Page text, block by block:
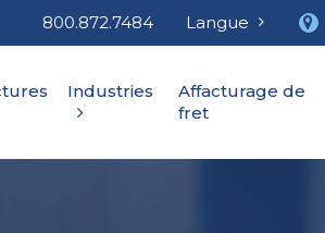
800.872.7484 Langue
Industries
Affacturage de
fret